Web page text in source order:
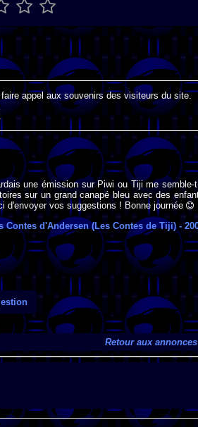
appel aux souvenirs des visiteurs du site.
une émission sur Piwi ou Tiji me semble-
sur un grand canapé bleu avec des
d'envoyer vos suggestions ! Bonne journée
Contes d'Andersen (Les Contes de Tiji)-
Retour aux annonces